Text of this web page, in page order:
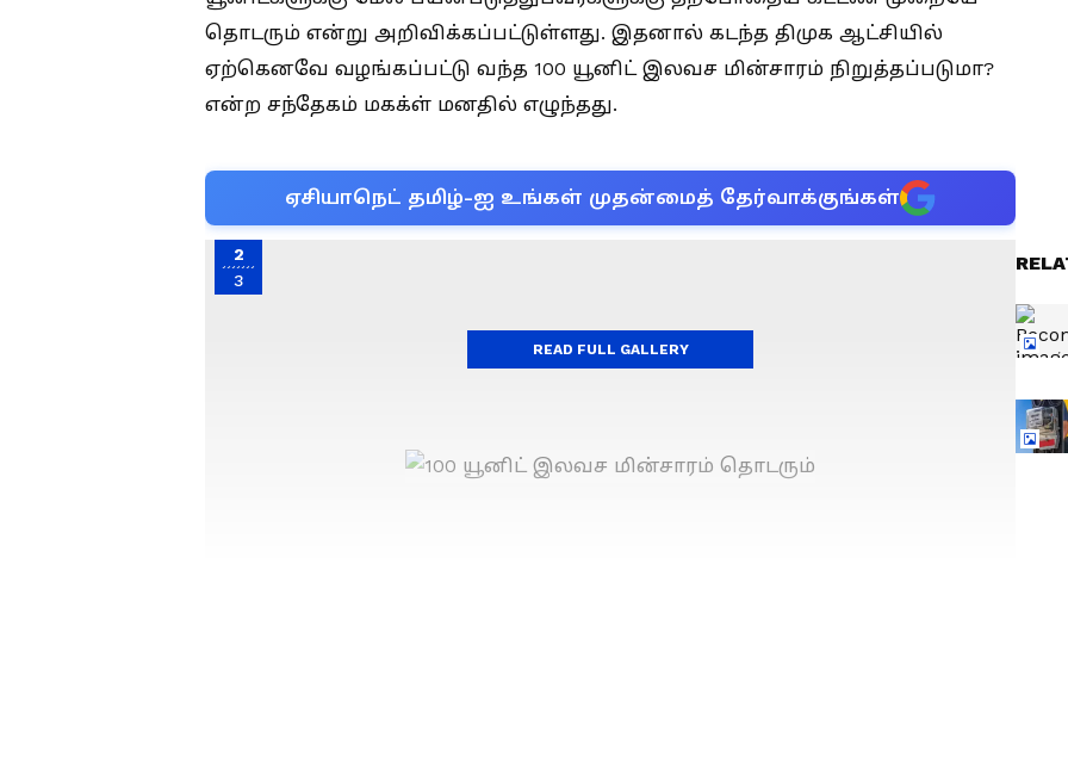
தொடரும் என்று அறிவிக்கப்பட்டுள்ளது. இதனால் கடந்த திமுக ஆட்சியில்
ஏற்கெனவே வழங்கப்பட்டு வந்த 100 யூனிட் இலவச மின்சாரம் நிறுத்தப்படுமா?
என்ற சந்தேகம் மகக்ள் மனதில் எழுந்தது.
ஏசியாநெட் தமிழ்-ஐ உங்கள் முதன்மைத் தேர்வாக்குங்கள்
2
3
READ FULL GALLERY